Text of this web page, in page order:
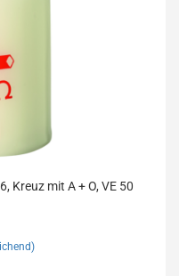
Kreuz mit A + O, VE 50